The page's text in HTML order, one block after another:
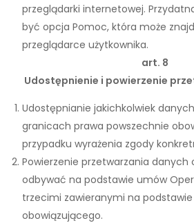
przeglądarki internetowej.
być opcja Pomoc, która może
przeglądarce użytkownika.
art. 8
Udostępnienie i powierzenie
Udostępnianie jakichkolwiek
granicach prawa powszechnie
przypadku wyrażenia zgody
Powierzenie przetwarzania danych
odbywać na podstawie umów
trzecimi zawieranymi na
obowiązującego.